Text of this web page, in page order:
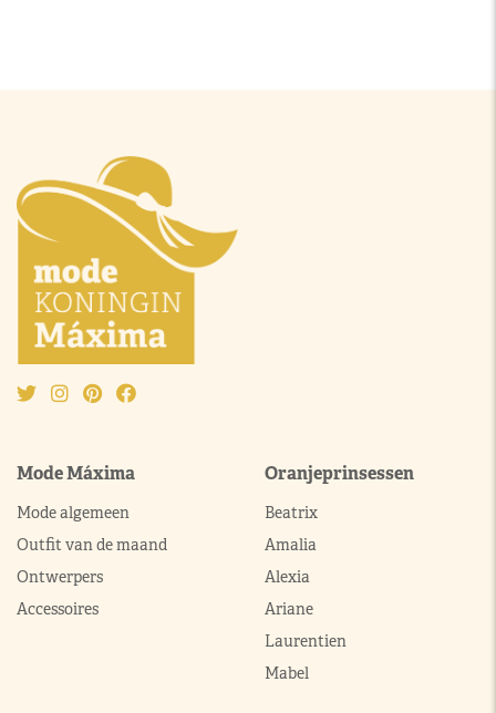
Mode Máxima
Mode algemeen
Outfit van de maand
Ontwerpers
Accessoires
Oranjeprinsessen
Beatrix
Amalia
Alexia
Ariane
Laurentien
Mabel